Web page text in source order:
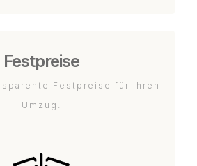
Festpreise
Festpreise für Ihren
Umzug.